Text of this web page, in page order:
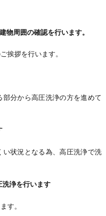
周囲の確認を行います。
挨拶を行います。
分から高圧洗浄の方を進めて
状況となる為、高圧洗浄で洗
浄を行います
す。